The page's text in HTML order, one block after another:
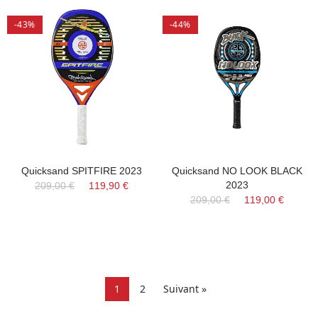
-43%
Quicksand SPITFIRE 2023
209,00 €
119,90 €
-44%
Quicksand NO LOOK BLACK
2023
209,00 €
119,00 €
1 2 Suivant »